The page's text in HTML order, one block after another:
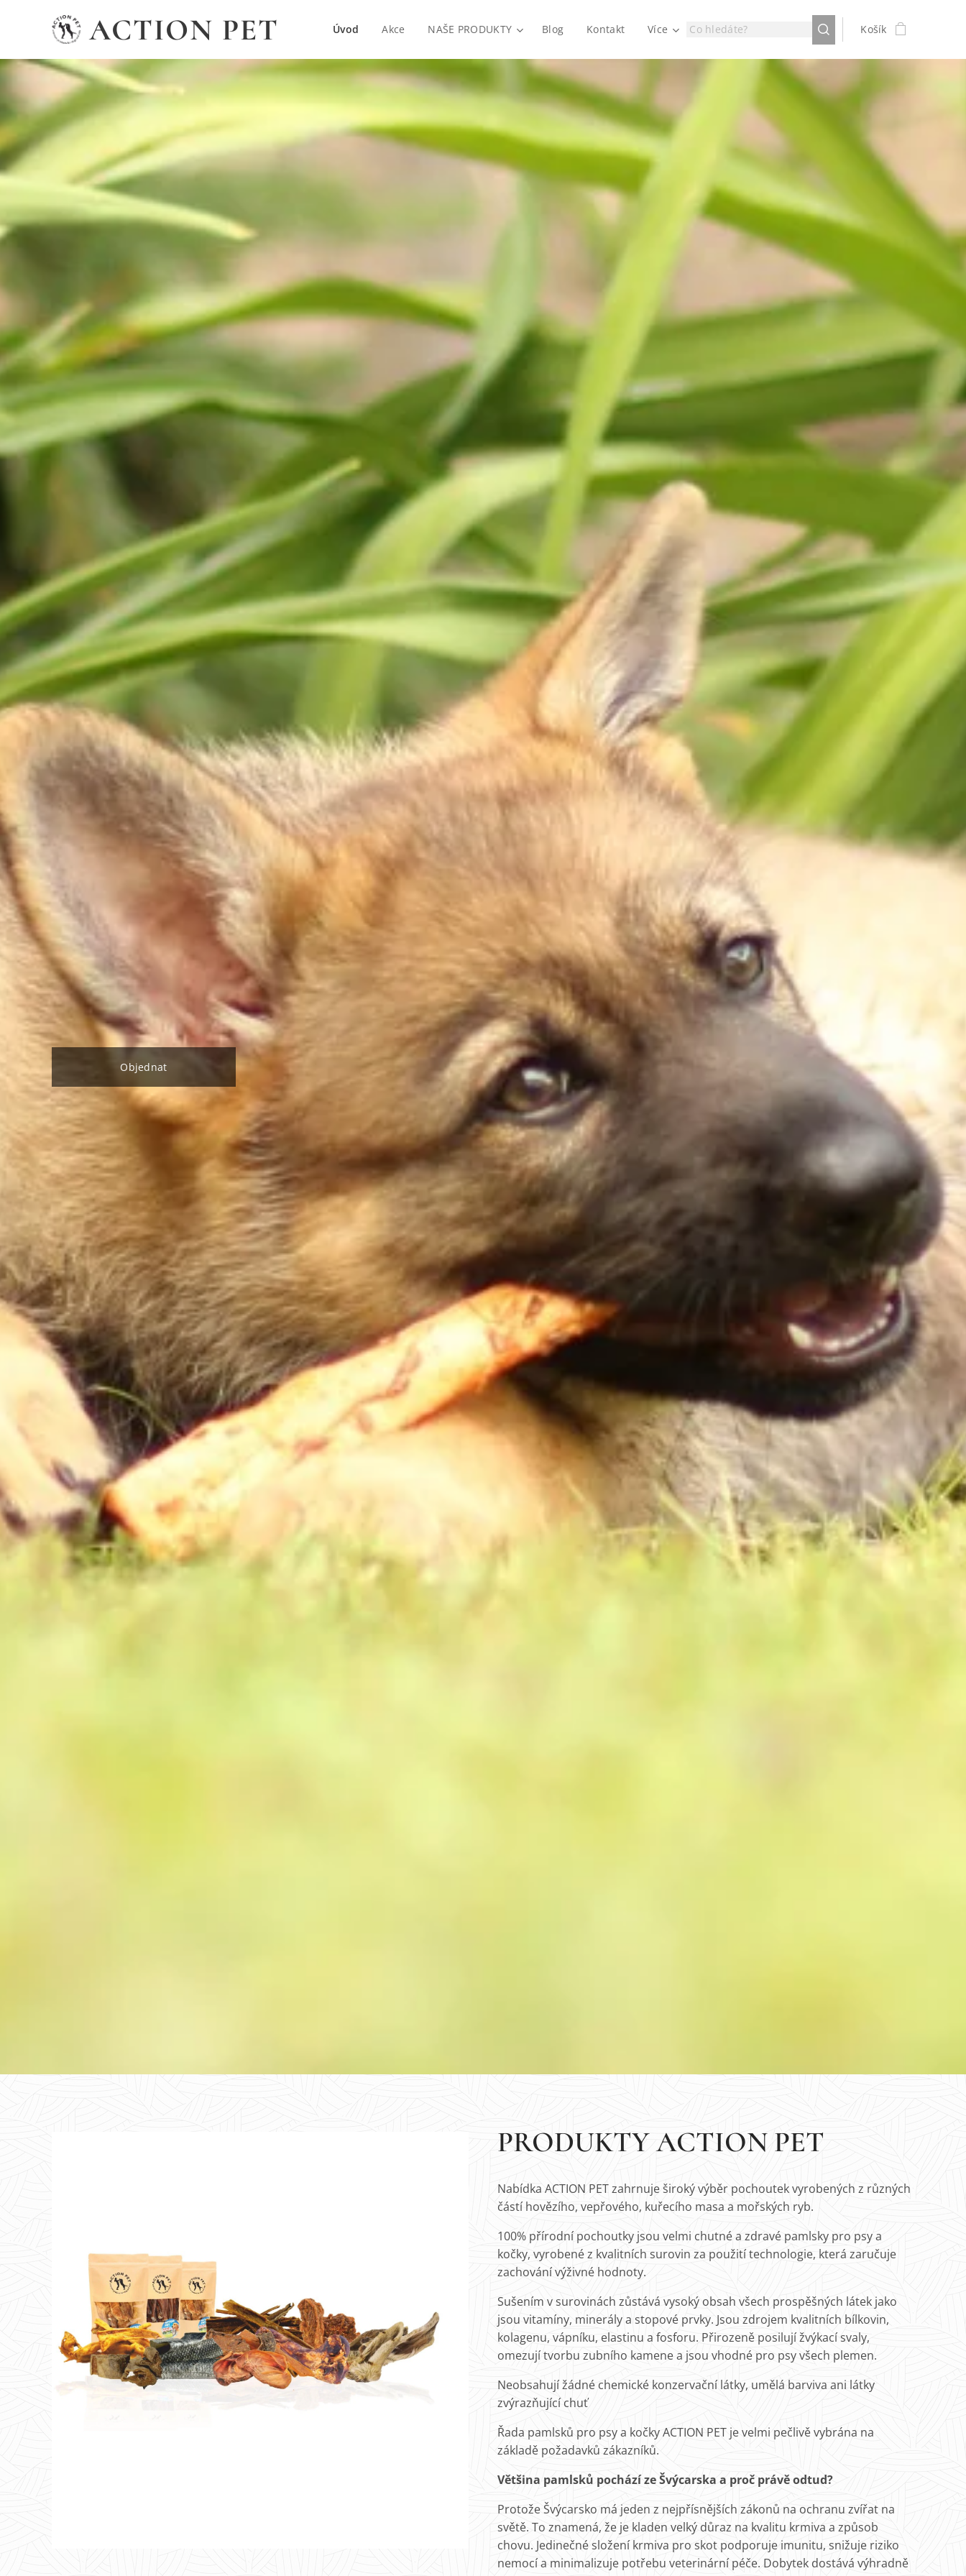
ACTION PET Úvod Akce NAŠE PRODUKTY Blog Kontakt Více Košík
Objednat
PRODUKTY ACTION PET
Nabídka ACTION PET zahrnuje široký výběr pochoutek vyrobených z různých
částí hovězího, vepřového, kuřecího masa a mořských ryb.
100% přírodní pochoutky jsou velmi chutné a zdravé pamlsky pro psy a
kočky, vyrobené z kvalitních surovin za použití technologie, která zaručuje
zachování výživné hodnoty.
Sušením v surovinách zůstává vysoký obsah všech prospěšných látek jako
jsou vitamíny, minerály a stopové prvky. Jsou zdrojem kvalitních bílkovin,
kolagenu, vápníku, elastinu a fosforu. Přirozeně posilují žvýkací svaly,
omezují tvorbu zubního kamene a jsou vhodné pro psy všech plemen.
Neobsahují žádné chemické konzervační látky, umělá barviva ani látky
zvýrazňující chuť
Řada pamlsků pro psy a kočky ACTION PET je velmi pečlivě vybrána na
základě požadavků zákazníků.
Většina pamlsků pochází ze Švýcarska a proč právě odtud?
Protože Švýcarsko má jeden z nejpřísnějších zákonů na ochranu zvířat na
světě. To znamená, že je kladen velký důraz na kvalitu krmiva a způsob
chovu. Jedinečné složení krmiva pro skot podporuje imunitu, snižuje riziko
nemocí a minimalizuje potřebu veterinární péče. Dobytek dostává výhradně